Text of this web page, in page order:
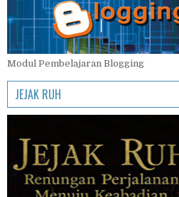
Modul Pembelajaran Blogging
JEJAK RUH